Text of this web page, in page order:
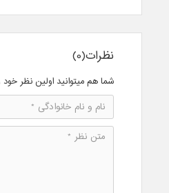
نظرات(0)
شما هم میتوانید اولین نظر خود